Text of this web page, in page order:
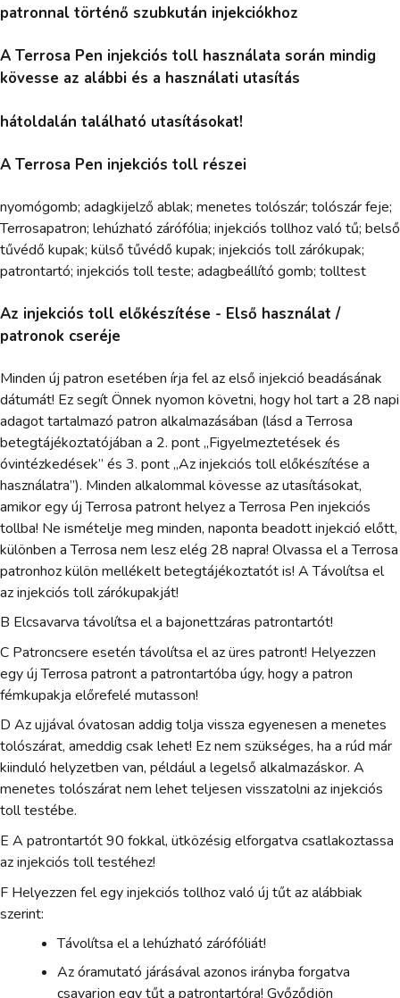
patronnal történő szubkután injekciókhoz
A Terrosa Pen injekciós toll használata során mindig
kövesse az alábbi és a használati utasítás
hátoldalán található utasításokat!
A Terrosa Pen injekciós toll részei
nyomógomb; adagkijelző ablak; menetes tolószár; tolószár feje;
Terrosapatron; lehúzható zárófólia; injekciós tollhoz való tű; belső
tűvédő kupak; külső tűvédő kupak; injekciós toll zárókupak;
patrontartó; injekciós toll teste; adagbeállító gomb; tolltest
Az injekciós toll előkészítése - Első használat /
patronok cseréje
Minden új patron esetében írja fel az első injekció beadásának
dátumát! Ez segít Önnek nyomon követni, hogy hol tart a 28 napi
adagot tartalmazó patron alkalmazásában (lásd a Terrosa
betegtájékoztatójában a 2. pont „Figyelmeztetések és
óvintézkedések” és 3. pont „Az injekciós toll előkészítése a
használatra”). Minden alkalommal kövesse az utasításokat,
amikor egy új Terrosa patront helyez a Terrosa Pen injekciós
tollba! Ne ismételje meg minden, naponta beadott injekció előtt,
különben a Terrosa nem lesz elég 28 napra! Olvassa el a Terrosa
patronhoz külön mellékelt betegtájékoztatót is! A Távolítsa el
az injekciós toll zárókupakját!
B Elcsavarva távolítsa el a bajonettzáras patrontartót!
C Patroncsere esetén távolítsa el az üres patront! Helyezzen
egy új Terrosa patront a patrontartóba úgy, hogy a patron
fémkupakja előrefelé mutasson!
D Az ujjával óvatosan addig tolja vissza egyenesen a menetes
tolószárat, ameddig csak lehet! Ez nem szükséges, ha a rúd már
kiinduló helyzetben van, például a legelső alkalmazáskor. A
menetes tolószárat nem lehet teljesen visszatolni az injekciós
toll testébe.
E A patrontartót 90 fokkal, ütközésig elforgatva csatlakoztassa
az injekciós toll testéhez!
F Helyezzen fel egy injekciós tollhoz való új tűt az alábbiak
szerint:
Távolítsa el a lehúzható zárófóliát!
Az óramutató járásával azonos irányba forgatva
csavarjon egy tűt a patrontartóra! Győződjön